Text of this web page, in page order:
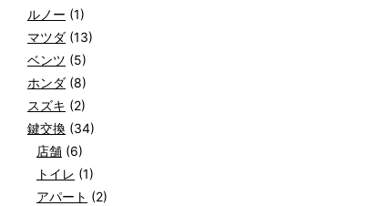
ルノー (1)
マツダ (13)
ベンツ (5)
ホンダ (8)
スズキ (2)
鍵交換 (34)
店舗 (6)
トイレ (1)
アパート (2)